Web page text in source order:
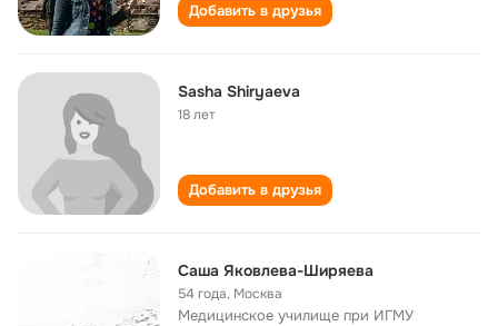
Добавить в друзья
Sasha Shiryaeva
18 лет
Добавить в друзья
Cаша Яковлева-Ширяева
54 года, Москва
Медицинское училище при ИГМУ